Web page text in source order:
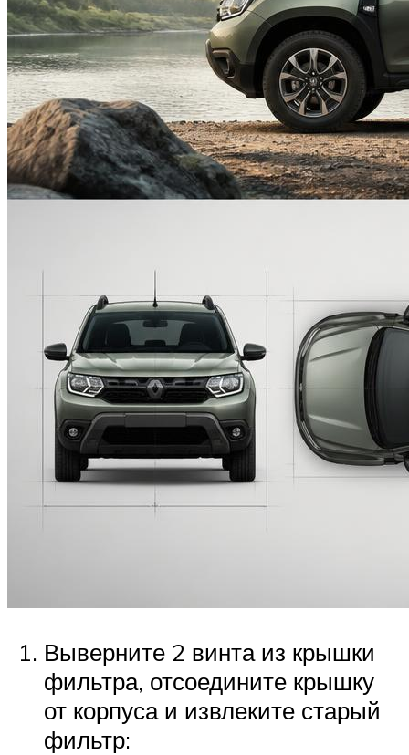
Выверните 2 винта из крышки
фильтра, отсоедините крышку
от корпуса и извлеките старый
фильтр: